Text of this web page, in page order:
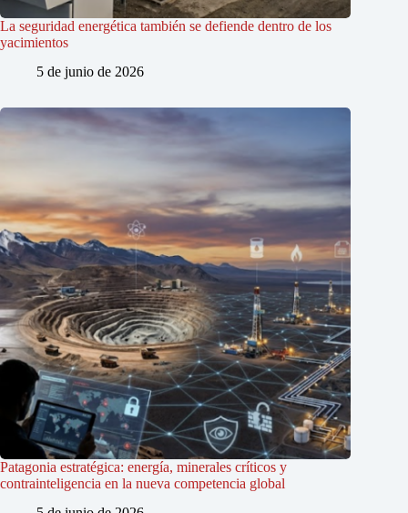
La seguridad energética también se defiende dentro de los
yacimientos
5 de junio de 2026
Patagonia estratégica: energía, minerales críticos y
contrainteligencia en la nueva competencia global